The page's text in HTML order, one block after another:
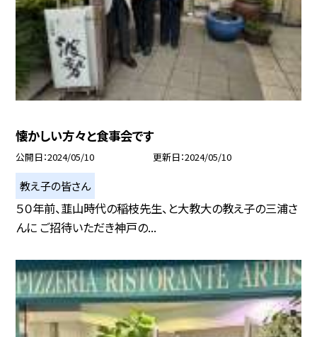
懐かしい方々と食事会です
公開日 2024/05/10 更新日 2024/05/10
教え子の皆さん
５０年前、韮山時代の稲枝先生、と大教大の教え子の三浦さ
んに ご招待いただき神戸の...